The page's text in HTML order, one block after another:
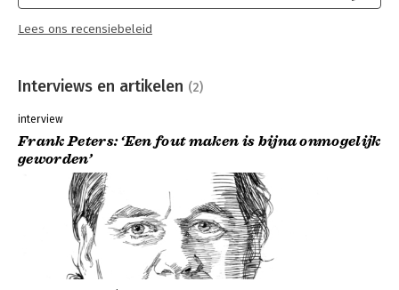
Lees ons recensiebeleid
Interviews en artikelen (2)
interview
Frank Peters: ‘Een fout maken is bijna onmogelijk
geworden’